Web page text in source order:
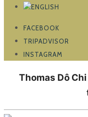
FACEBOOK
TRIPADVISOR
INSTAGRAM
Thomas Dô